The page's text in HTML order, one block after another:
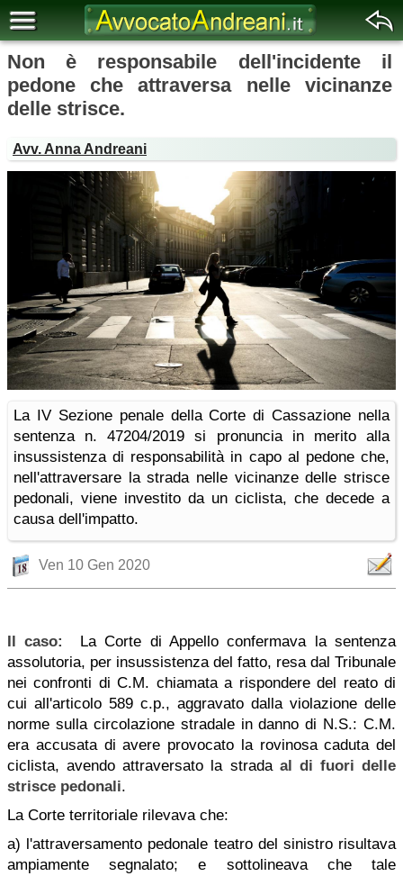
Non è responsabile dell'incidente il
pedone che attraversa nelle vicinanze
delle strisce.
Avv. Anna Andreani
La IV Sezione penale della Corte di Cassazione nella
sentenza n. 47204/2019 si pronuncia in merito alla
insussistenza di responsabilità in capo al pedone che,
nell'attraversare la strada nelle vicinanze delle strisce
pedonali, viene investito da un ciclista, che decede a
causa dell'impatto.
Ven 10 Gen 2020
Il caso:
La Corte di Appello confermava la sentenza
assolutoria, per insussistenza del fatto, resa dal Tribunale
nei confronti di C.M. chiamata a rispondere del reato di
cui all'articolo 589 c.p., aggravato dalla violazione delle
norme sulla circolazione stradale in danno di N.S.: C.M.
era accusata di avere provocato la rovinosa caduta del
ciclista, avendo attraversato la strada al di fuori delle
strisce pedonali.
La Corte territoriale rilevava che:
a) l'attraversamento pedonale teatro del sinistro risultava
ampiamente segnalato; e sottolineava che tale